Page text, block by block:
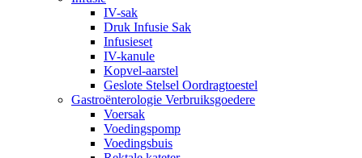
IV-sak
Druk Infusie Sak
Infusieset
IV-kanule
Kopvel-aarstel
Geslote Stelsel Oordragtoestel
Gastroënterologie Verbruiksgoedere
Voersak
Voedingspomp
Voedingsbuis